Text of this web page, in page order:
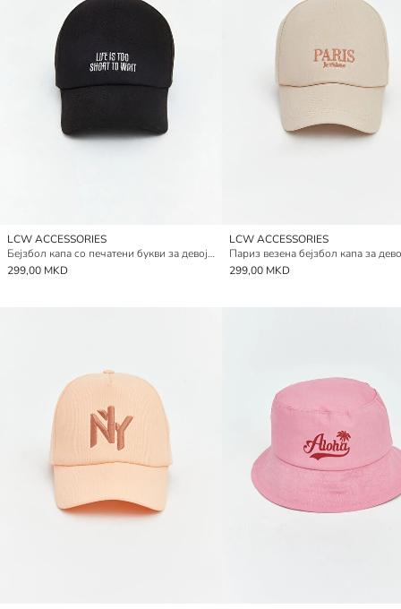
LCW ACCESSORIES
Бејзбол капа со печатени букви за девојчиња
299,00 MKD
LCW ACCESSORIES
Париз везена бејзбол капа за
299,00 MKD